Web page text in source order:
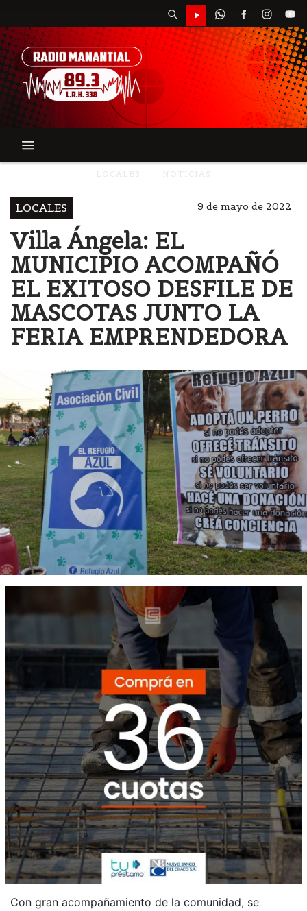
LOCALES 9 de mayo de 2022
Villa Ángela: EL
MUNICIPIO ACOMPAÑÓ
EL EXITOSO DESFILE DE
MASCOTAS JUNTO LA
FERIA EMPRENDEDORA
Con gran acompañamiento de la comunidad, se